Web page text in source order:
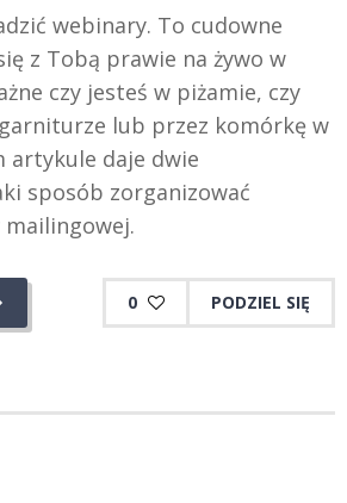
webinary. To cudowne
z Tobą prawie na żywo w
czy jesteś w piżamie, czy
lub przez komórkę w
artykule daje dwie
sposób zorganizować
0 PODZIEL SIĘ